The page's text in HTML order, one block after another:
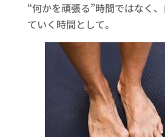
“何かを頑張る”時間ではなく
ていく時間として。